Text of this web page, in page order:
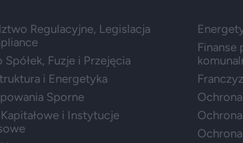
Regulacyjne, Legislacja
Spółek, Fuzje i Przejęcia
i Energetyka
Sporne
i Instytucje
Finanse